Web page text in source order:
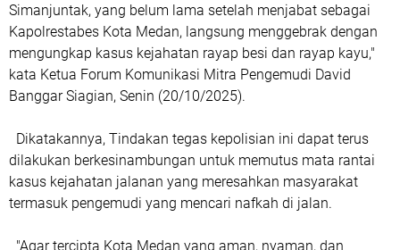
Simanjuntak, yang belum lama setelah menjabat sebagai
Kapolrestabes Kota Medan, langsung menggebrak dengan
mengungkap kasus kejahatan rayap besi dan rayap kayu,"
kata Ketua Forum Komunikasi Mitra Pengemudi David
Banggar Siagian, Senin (20/10/2025).
Dikatakannya, Tindakan tegas kepolisian ini dapat terus
dilakukan berkesinambungan untuk memutus mata rantai
kasus kejahatan jalanan yang meresahkan masyarakat
termasuk pengemudi yang mencari nafkah di jalan.
"Agar tercipta Kota Medan yang aman, nyaman, dan